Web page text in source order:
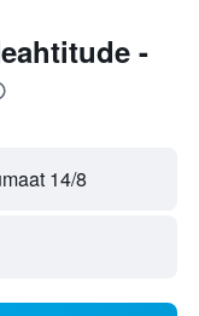
-
14/8